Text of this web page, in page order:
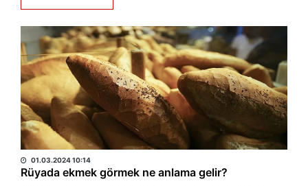
HABER MERKEZİ
01.03.2024 10:14
Rüyada ekmek görmek ne anlama gelir?